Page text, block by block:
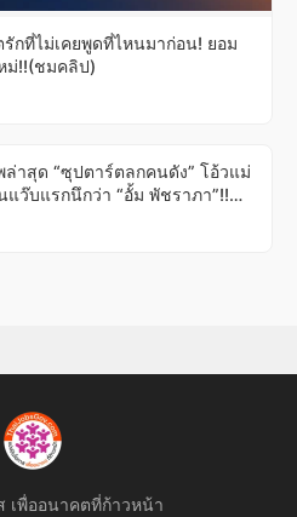
รักที่ไม่เคยพูดที่ไหนมาก่อน! ยอม
ม่!!(ชมคลิป)
าสุด “ซุปตาร์ตลกคนดัง” โอ้วแม่
เพื่ออนาคตที่ก้าวหน้า